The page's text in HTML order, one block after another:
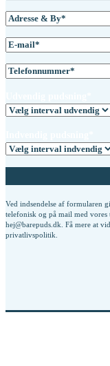
Ved indsendelse af formularen
telefonisk og på mail med
hej@barepuds.dk. Få mere at
privatlivspolitik